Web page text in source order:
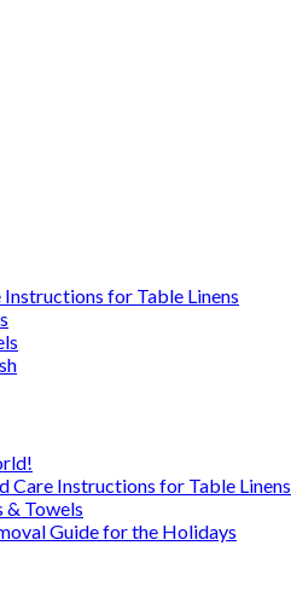
Instructions for Table Linens
Care Instructions for Table Linens
& Towels
Guide for the Holidays